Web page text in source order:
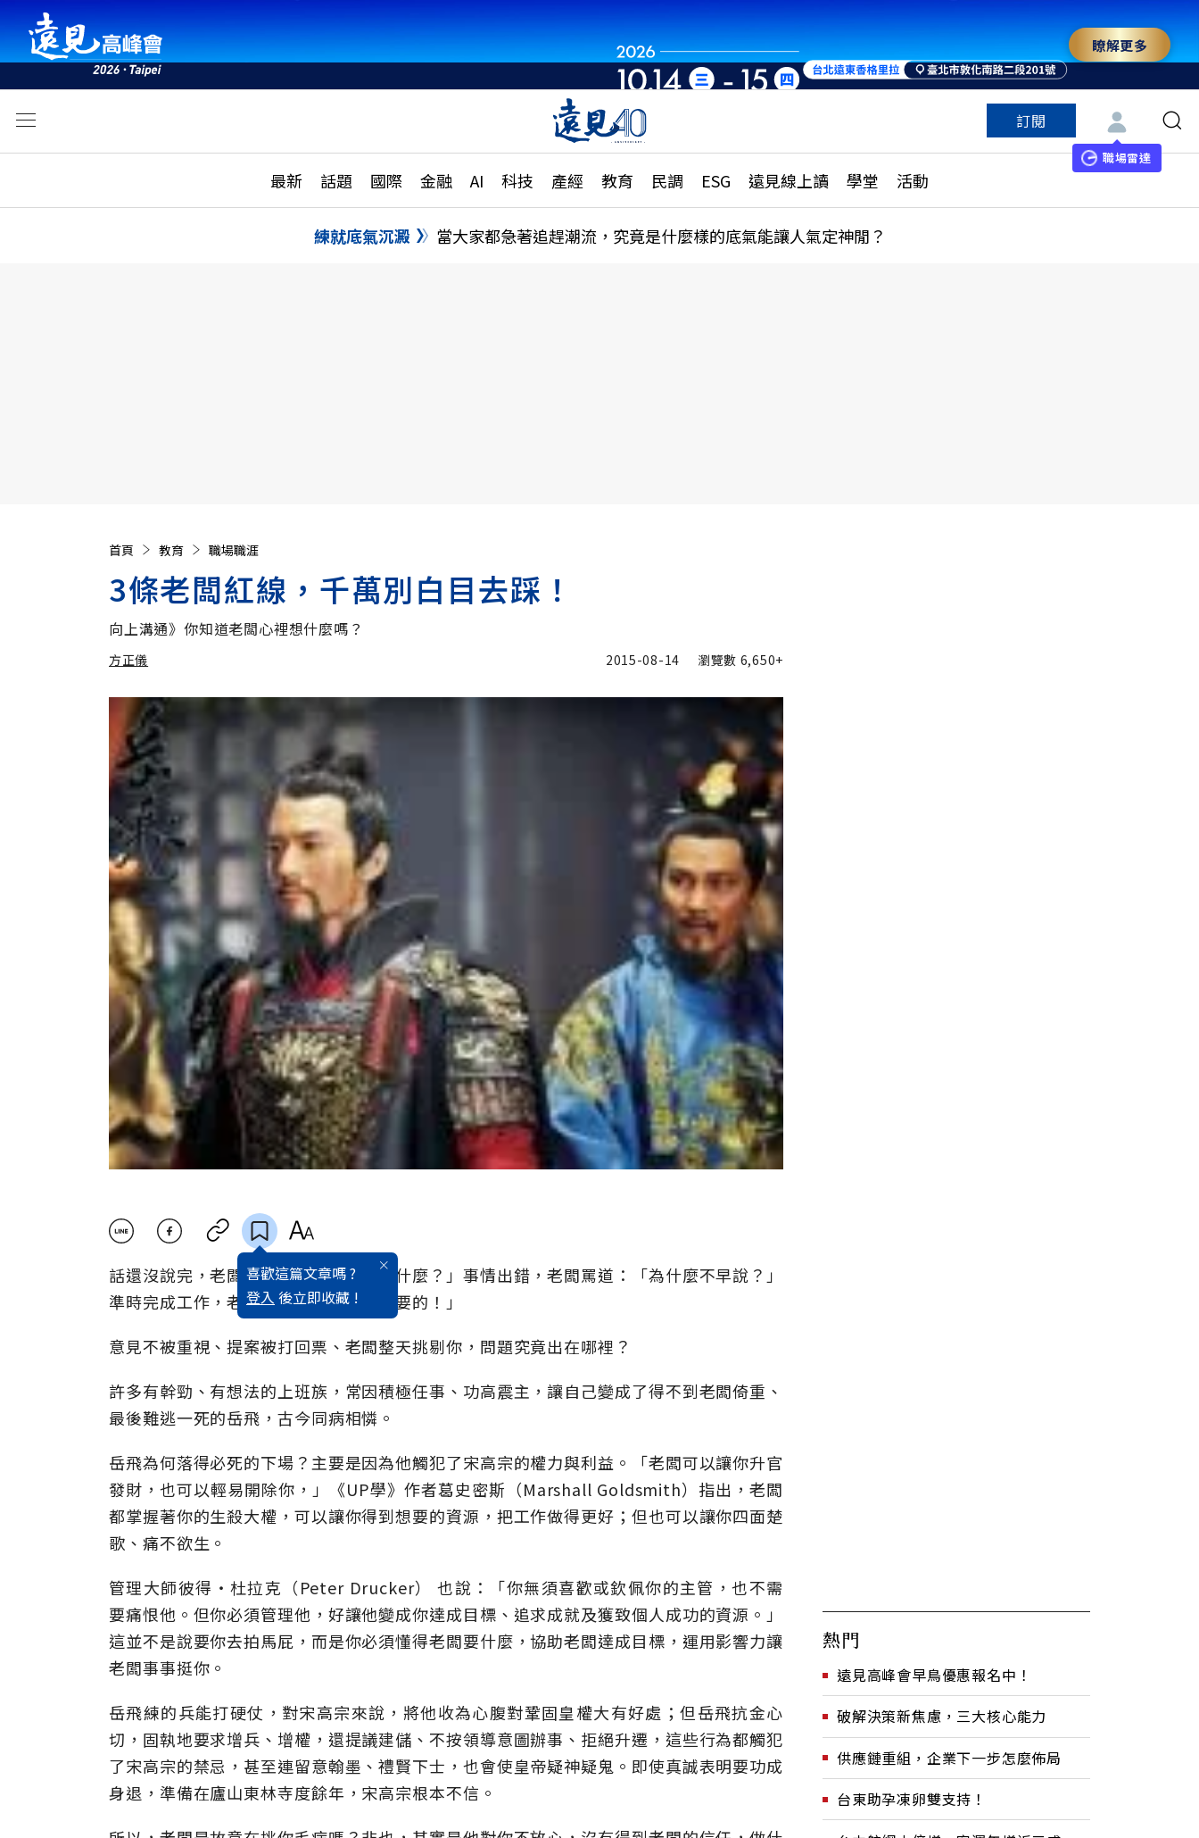
瞭解更多
訂閱
職場雷達
最新 話題 國際 金融 AI 科技 產經 教育 民調 ESG 遠見線上讀 學堂 活動
活動
話題
國際
特輯
大學升學、職涯攻略
縣市施政調查全解析
民調
更多訂閱方案
特色頻道
練就底氣沉澱 當大家都急著追趕潮流，究竟是什麼樣的底氣能讓人氣定神閒？
首頁 教育 職場職涯
3條老闆紅線，千萬別白目去踩！
向上溝通》你知道老闆心裡想什麼嗎？
方正儀
方正儀 加入追蹤
2015-08-14 瀏覽數 6,650+
喜歡這篇文章嗎 ?
登入 後立即收藏 !
話還沒說完，老闆就問：「你到底想說什麼？」事情出錯，老闆罵道：「為什麼不早說？」
準時完成工作，老闆卻說：「這不是我要的！」
意見不被重視、提案被打回票、老闆整天挑剔你，問題究竟出在哪裡？
許多有幹勁、有想法的上班族，常因積極任事、功高震主，讓自己變成了得不到老闆倚重、
最後難逃一死的岳飛，古今同病相憐。
岳飛為何落得必死的下場？主要是因為他觸犯了宋高宗的權力與利益。「老闆可以讓你升官
發財，也可以輕易開除你，」《UP學》作者葛史密斯（Marshall Goldsmith）指出，老闆
都掌握著你的生殺大權，可以讓你得到想要的資源，把工作做得更好；但也可以讓你四面楚
歌、痛不欲生。
管理大師彼得‧杜拉克（Peter Drucker） 也說：「你無須喜歡或欽佩你的主管，也不需
要痛恨他。但你必須管理他，好讓他變成你達成目標、追求成就及獲致個人成功的資源。」
這並不是說要你去拍馬屁，而是你必須懂得老闆要什麼，協助老闆達成目標，運用影響力讓
老闆事事挺你。
岳飛練的兵能打硬仗，對宋高宗來說，將他收為心腹對鞏固皇權大有好處；但岳飛抗金心
切，固執地要求增兵、增權，還提議建儲、不按領導意圖辦事、拒絕升遷，這些行為都觸犯
了宋高宗的禁忌，甚至連留意翰墨、禮賢下士，也會使皇帝疑神疑鬼。即使真誠表明要功成
身退，準備在廬山東林寺度餘年，宋高宗根本不信。
熱門
遠見高峰會早鳥優惠報名中！
破解決策新焦慮，三大核心能力
供應鏈重組，企業下一步怎麼佈局
台東助孕凍卵雙支持！